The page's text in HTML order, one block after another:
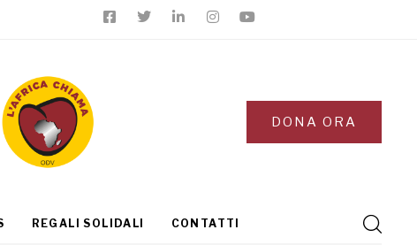
DONA ORA
REGALI SOLIDALI CONTATTI